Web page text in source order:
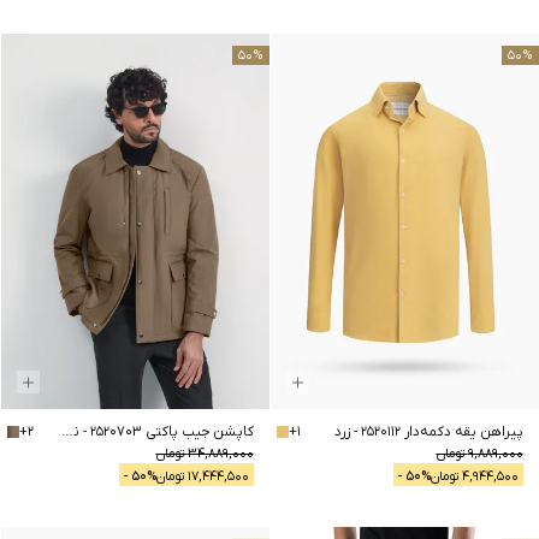
50%
پیراهن یقه دکمه‌دار 2520112 -زرد
9,889,000تومان
4,944,500 تومان 50% -
+1
50%
کاپشن جیب پاکتی 2520703 - نسکافه ای
34,889,000تومان
17,444,500 تومان 50% -
+2